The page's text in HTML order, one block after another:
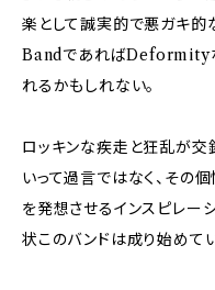
楽として誠実的で悪ガキ
BandであればDeformity
れるかもしれない。
ロッキンな疾走と狂乱が交
いって過言ではなく、その
を発想させるインスピレー
状このバンドは成り始めてい